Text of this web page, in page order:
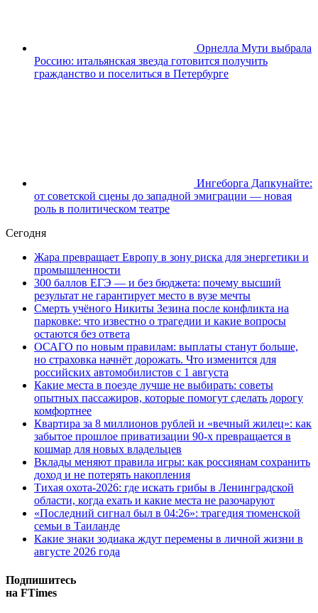
Орнелла Мути выбрала
Россию: итальянская звезда готовится получить
гражданство и поселиться в Петербурге
Ингеборга Дапкунайте:
от советской сцены до западной эмиграции — новая
роль в политическом театре
Сегодня
Жара превращает Европу в зону риска для энергетики и
промышленности
300 баллов ЕГЭ — и без бюджета: почему высший
результат не гарантирует место в вузе мечты
Смерть учёного Никиты Зезина после конфликта на
парковке: что известно о трагедии и какие вопросы
остаются без ответа
ОСАГО по новым правилам: выплаты станут больше,
но страховка начнёт дорожать. Что изменится для
российских автомобилистов с 1 августа
Какие места в поезде лучше не выбирать: советы
опытных пассажиров, которые помогут сделать дорогу
комфортнее
Квартира за 8 миллионов рублей и «вечный жилец»: как
забытое прошлое приватизации 90-х превращается в
кошмар для новых владельцев
Вклады меняют правила игры: как россиянам сохранить
доход и не потерять накопления
Тихая охота-2026: где искать грибы в Ленинградской
области, когда ехать и какие места не разочаруют
«Последний сигнал был в 04:26»: трагедия тюменской
семьи в Таиланде
Какие знаки зодиака ждут перемены в личной жизни в
августе 2026 года
Подпишитесь
на FTimes